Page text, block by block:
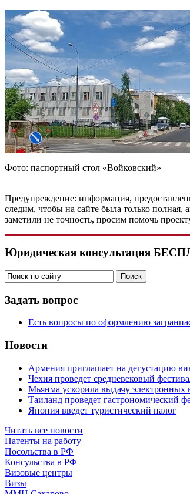
Фото: паспортный стол «Войковский»
Предупреждение: информация,
следим, чтобы на сайте была только полная,
заметили не точность, просим помочь
Юридическая консультация
Задать вопрос
Есть вопросы по оформлению
Новости
Армения приглашает на дегустацию
Чехия проведет средневековый
Мьянма ускорила выдачу электронных
Таиланд проведет гастрономический
Япония введет туристический налог
Читать все новости
Патенты на работу
Посольства в РФ
Консульства в РФ
Визовые центры
Визы